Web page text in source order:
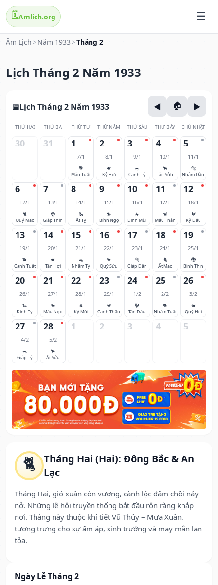
🗓️Amlich.org
Âm Lịch > Năm 1933 >Tháng 2
Lịch Tháng 2 Năm 1933
🐈
Tháng Hai (Hai): Đông Bắc & An
Lạc
Tháng Hai, gió xuân còn vương, cành lộc đâm chồi nảy
nở. Những lễ hội truyền thống bắt đầu rộn ràng khắp
nơi. Tháng này thuộc khí tiết Vũ Thủy – Mưa Xuân,
tượng trưng cho sự ấm áp, sinh trưởng và may mắn lan
tỏa.
Ngày Lễ Tháng 2
Lịch Tháng 2 Năm 1933
THỨ HAI THỨ BA THỨ TƯ THỨ NĂM THỨ SÁU THỨ BẢY CHỦ NHẬT
30 31 1
7/1
🐕
Mậu Tuất
2
8/1
🐖
Kỷ Hợi
3
9/1
🐀
Canh Tý
4
10/1
🐂
Tân Sửu
5
11/1
🐅
Nhâm Dần
6
12/1
🐈
Quý Mão
7
13/1
🐉
Giáp Thìn
8
14/1
🐍
Ất Tỵ
9
15/1
🐎
Bính Ngọ
10
16/1
🐐
Đinh Mùi
11
17/1
🐒
Mậu Thân
12
18/1
🐓
Kỷ Dậu
13
19/1
🐕
Canh Tuất
14
20/1
🐖
Tân Hợi
15
21/1
🐀
Nhâm Tý
16
22/1
🐂
Quý Sửu
17
23/1
🐅
Giáp Dần
18
24/1
🐈
Ất Mão
19
25/1
🐉
Bính Thìn
20
26/1
🐍
Đinh Tỵ
21
27/1
🐎
Mậu Ngọ
22
28/1
🐐
Kỷ Mùi
23
29/1
🐒
Canh Thân
24
1/2
🐓
Tân Dậu
25
2/2
🐕
Nhâm Tuất
26
3/2
🐖
Quý Hợi
27
4/2
🐀
Giáp Tý
28
5/2
🐂
Ất Sửu
1 2 3 4 5